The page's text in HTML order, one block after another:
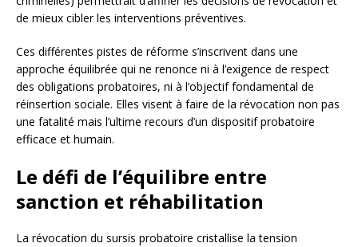
de mieux cibler les interventions préventives.
Ces différentes pistes de réforme s’inscrivent dans une
approche équilibrée qui ne renonce ni à l’exigence de respect
des obligations probatoires, ni à l’objectif fondamental de
réinsertion sociale. Elles visent à faire de la révocation non pas
une fatalité mais l’ultime recours d’un dispositif probatoire
efficace et humain.
Le défi de l’équilibre entre
sanction et réhabilitation
La révocation du sursis probatoire cristallise la tension